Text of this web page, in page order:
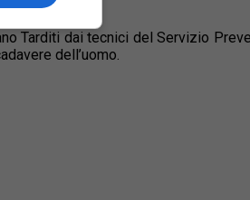
Tarditi dai tecnici del Servizio
dell’uomo.